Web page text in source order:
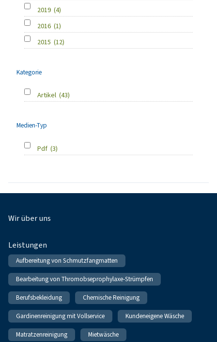
2019 (4)
2016 (1)
2015 (12)
Kategorie
Artikel (43)
Medien-Typ
Pdf (3)
Fußnavigation
Wir über uns
Leistungen
Aufbereitung von Schmutzfangmatten
Bearbeitung von Thromobseprophylaxe-Strümpfen
Berufsbekleidung Chemische Reinigung
Gardinenreinigung mit Vollservice Kundeneigene Wäsche
Matratzenreinigung Mietwäsche